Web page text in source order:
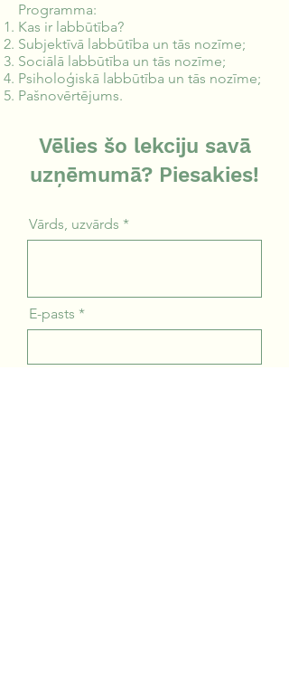
Programma:
Kas ir labbūtība?
Subjektīvā labbūtība un tās nozīme;
Sociālā labbūtība un tās nozīme;
Psiholoģiskā labbūtība un tās nozīme;
Pašnovērtējums.
Vēlies šo lekciju savā
uzņēmumā? Piesakies!
Vārds, uzvārds
E-pasts